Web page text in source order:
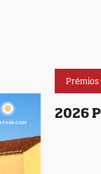
Prémios
2026